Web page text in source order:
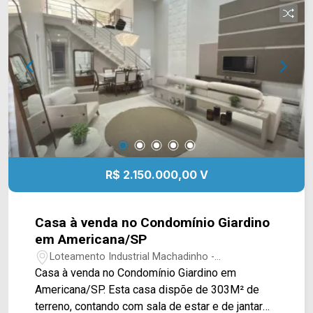
04 banheiros, sendo 01 social, 01 lavabo e 01
externo; > 10 vagas de garagem, sendo 03
cobertas. Localizado no bairro Portal dos Nobres,
este condomínio está próximo à Rod.
Anhanguera. Esta região conta com Aeroporto
Municipal, restaurantes e fácil acesso a cidade
de Nova Odessa. Entre em contato com a equipe
da Arbix Imóveis e agende a sua visita!!
WhatsApp e Telefone: (19) 3475-4546 ARBIX
IMÓVEIS - Presente em cada mudança!
R$ 2.150.000,00 V
Casa à venda no Condomínio Giardino
em Americana/SP
Loteamento Industrial Machadinho -
Americana/SP
Casa à venda no Condomínio Giardino em
Americana/SP. Esta casa dispõe de 303M² de
terreno, contando com sala de estar e de jantar